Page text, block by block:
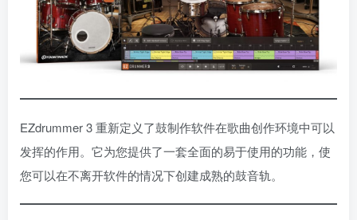
EZdrummer 3 重新定义了鼓制作软件在歌曲创作环境中可以
发挥的作用。它为您提供了一套全面的易于使用的功能，使
您可以在不离开软件的情况下创建成熟的鼓音轨。